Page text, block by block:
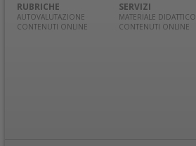
RUBRICHE
AUTOVALUTAZIONE
CONTENUTI ONLINE
SERVIZI
MATERIALE DIDATTICO
CONTENUTI ONLINE